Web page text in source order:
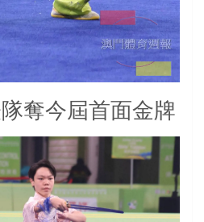
奪今屆首面金牌